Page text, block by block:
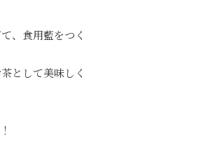
、食用藍をつく
として美味しく